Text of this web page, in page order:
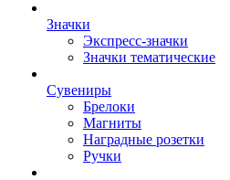
Значки
Экспресс-значки
Значки тематические
Сувениры
Брелоки
Магниты
Наградные розетки
Ручки